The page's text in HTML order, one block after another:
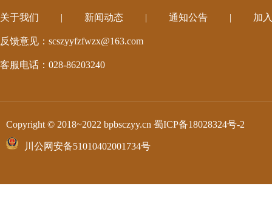
关于我们 | 新闻动态 | 通知公告 | 加
反馈意见：scszyyfzfwzx@163.com
客服电话：028-86203240
Copyright © 2018~2022 bpbsczyy.cn 蜀ICP备18028324号-2
川公网安备51010402001734号